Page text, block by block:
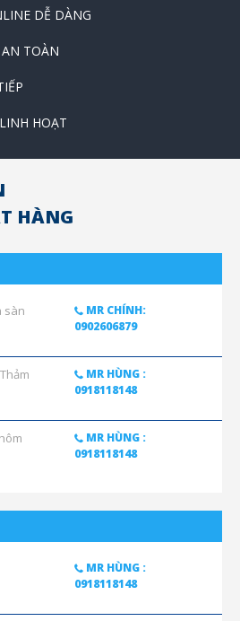
DỄ DÀNG
TOÀN
HOẠT
HÀNG
sàn
MR CHÍNH:
0902606879
MR HÙNG :
0918118148
MR HÙNG :
0918118148
MR HÙNG :
0918118148